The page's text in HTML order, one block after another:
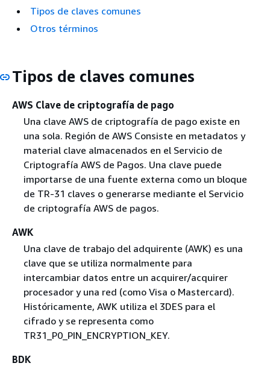
Tipos de claves comunes
Otros términos
Tipos de claves comunes
AWS Clave de criptografía de pago
Una clave AWS de criptografía de pago existe en
una sola. Región de AWS Consiste en metadatos y
material clave almacenados en el Servicio de
Criptografía AWS de Pagos. Una clave puede
importarse de una fuente externa como un bloque
de TR-31 claves o generarse mediante el Servicio
de criptografía AWS de pagos.
AWK
Una clave de trabajo del adquirente (AWK) es una
clave que se utiliza normalmente para
intercambiar datos entre un acquirer/acquirer
procesador y una red (como Visa o Mastercard).
Históricamente, AWK utiliza el 3DES para el
cifrado y se representa como
TR31_P0_PIN_ENCRYPTION_KEY.
BDK